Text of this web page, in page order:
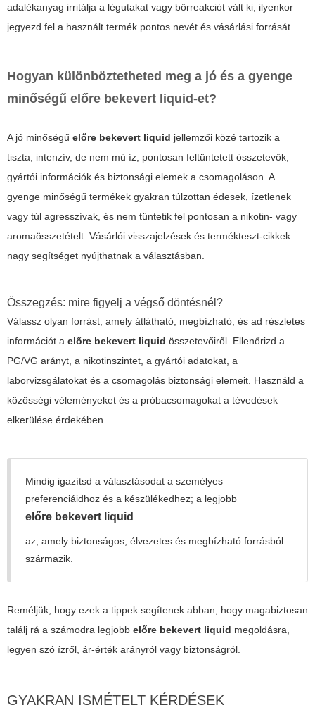
adalékanyag irritálja a légutakat vagy bőrreakciót vált ki; ilyenkor
jegyezd fel a használt termék pontos nevét és vásárlási forrását.
Hogyan különböztetheted meg a jó és a gyenge
minőségű előre bekevert liquid-et?
A jó minőségű előre bekevert liquid jellemzői közé tartozik a
tiszta, intenzív, de nem mű íz, pontosan feltüntetett összetevők,
gyártói információk és biztonsági elemek a csomagoláson. A
gyenge minőségű termékek gyakran túlzottan édesek, ízetlenek
vagy túl agresszívak, és nem tüntetik fel pontosan a nikotin- vagy
aromaösszetételt. Vásárlói visszajelzések és termékteszt-cikkek
nagy segítséget nyújthatnak a választásban.
Összegzés: mire figyelj a végső döntésnél?
Válassz olyan forrást, amely átlátható, megbízható, és ad részletes
információt a előre bekevert liquid összetevőiről. Ellenőrizd a
PG/VG arányt, a nikotinszintet, a gyártói adatokat, a
laborvizsgálatokat és a csomagolás biztonsági elemeit. Használd a
közösségi véleményeket és a próbacsomagokat a tévedések
elkerülése érdekében.
Mindig igazítsd a választásodat a személyes
preferenciáidhoz és a készülékedhez; a legjobb
előre bekevert liquid
az, amely biztonságos, élvezetes és megbízható forrásból
származik.
Reméljük, hogy ezek a tippek segítenek abban, hogy magabiztosan
találj rá a számodra legjobb előre bekevert liquid megoldásra,
legyen szó ízről, ár-érték arányról vagy biztonságról.
GYAKRAN ISMÉTELT KÉRDÉSEK